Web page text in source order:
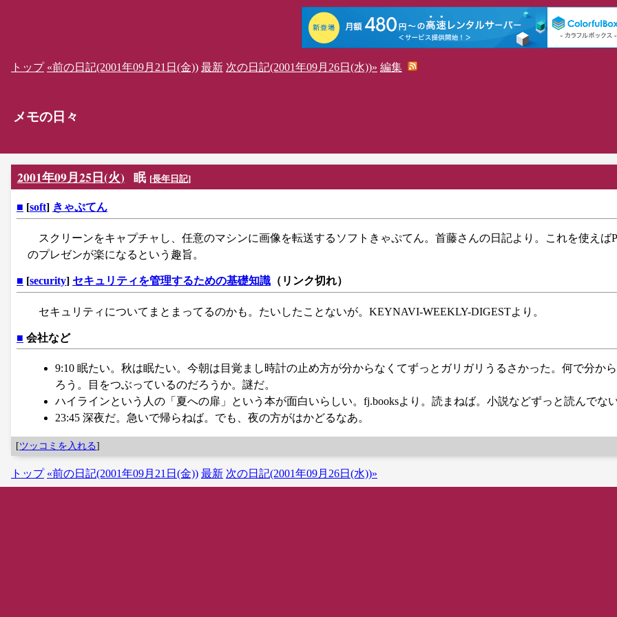
トップ «前の日記(2001年09月21日(金)) 最新 次の日記(2001年09月26日(水))» 編集
メモの日々
2001年09月25日(火) 眠 [長年日記]
■ [soft] きゃぷてん
スクリーンをキャプチャし、任意のマシンに画像を転送するソフトきゃぷてん。首藤さんの日記より。これを使えば
のプレゼンが楽になるという趣旨。
■ [security] セキュリティを管理するための基礎知識 （リンク切れ）
セキュリティについてまとまってるのかも。たいしたことないが。KEYNAVI-WEEKLY-DIGESTより。
■ 会社など
9:10 眠たい。秋は眠たい。今朝は目覚まし時計の止め方が分からなくてずっとガリガリうるさかった。何で分か
ろう。目をつぶっているのだろうか。謎だ。
ハイラインという人の「夏への扉」という本が面白いらしい。fj.booksより。読まねば。小説などずっと読んでない
23:45 深夜だ。急いで帰らねば。でも、夜の方がはかどるなあ。
[ツッコミを入れる]
トップ «前の日記(2001年09月21日(金)) 最新 次の日記(2001年09月26日(水))»